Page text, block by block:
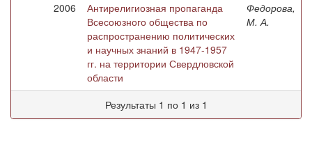
2006
Антирелигиозная пропаганда
Всесоюзного общества по
распространению политических
и научных знаний в 1947-1957
гг. на территории Свердловской
области
Федорова,
М. А.
Результаты 1 по 1 из 1